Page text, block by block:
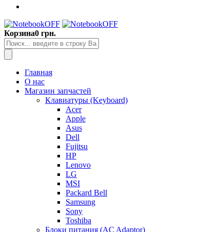
Корзина0 грн.
Главная
О нас
Магазин запчастей
Клавиатуры (Keyboard)
Acer
Apple
Asus
Dell
Fujitsu
HP
Lenovo
LG
MSI
Packard Bell
Samsung
Sony
Toshiba
Блоки питания (AC Adaptor)